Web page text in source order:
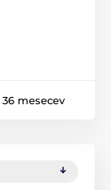
36 mesecev